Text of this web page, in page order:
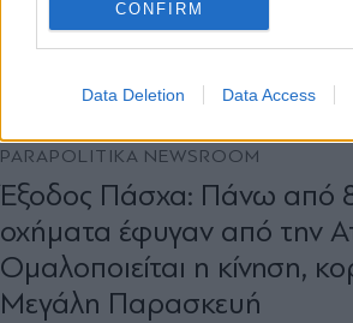
CONFIRM
Data Deletion Data Access
PARAPOLITIKA NEWSROOM
Έξοδος Πάσχα: Πάνω από
οχήματα έφυγαν από την
Ομαλοποιείται η κίνηση,
Μεγάλη Παρασκευή